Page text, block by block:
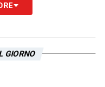
LAZIO
GIORNO